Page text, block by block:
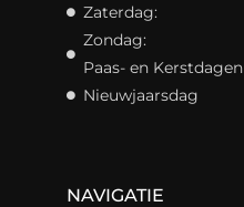
Zaterdag:
Zondag:
Paas- en Kerstdagen
Nieuwjaarsdag
NAVIGATIE